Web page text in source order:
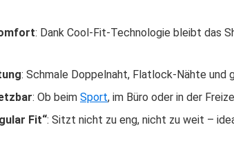
: Dank Cool-Fit-Technologie bleibt das
: Schmale Doppelnaht, Flatlock-Nähte und
: Ob beim Sport, im Büro oder in der
Fit“: Sitzt nicht zu eng, nicht zu weit –